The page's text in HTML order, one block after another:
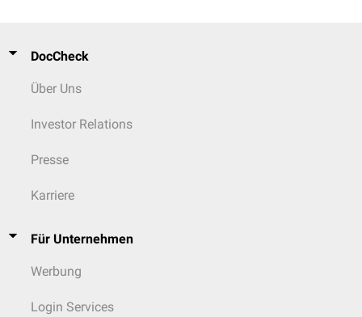
DocCheck
Über Uns
Investor Relations
Presse
Karriere
Für Unternehmen
Werbung
Login Services